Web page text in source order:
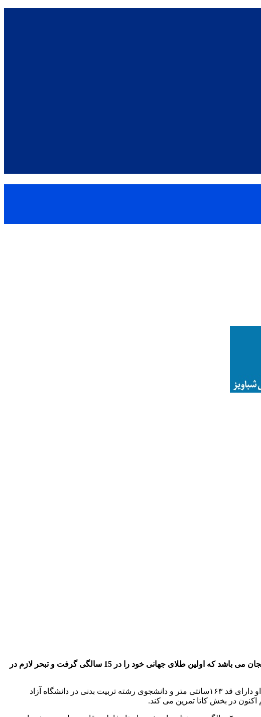
سارا بهمنیار متولد 1 فروردین 1378 در آستانه اشرفیه ، کاراته کار تیم ملی است. دانشجوی رشته تربیت بدنی در دانشگاه آزاد لاهیجان می باشد که اولین طلای جهانی خود را در 15 سالگی گرفت و تبحر لازم در
به گزارش پایگاه خبری شباویز،سارا بهمنیار، کاراته کار تیم ملی بانوان ایران در فروردین ۱۳۷۸ در شهر آستانه اشرفیه متولد شد.او دارای قد ۱۶۳سانتی متر و دانشجوی رشته تربیت بدنی در دانشگاه آزاد
در بخش کاتا تمرین می کند.